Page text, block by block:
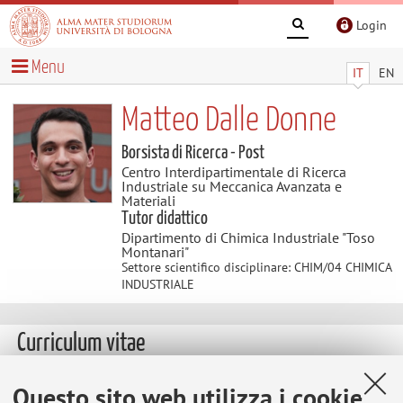
Login
IT EN
Menu
Matteo Dalle Donne
Borsista di Ricerca - Post
Centro Interdipartimentale di Ricerca
Industriale su Meccanica Avanzata e
Materiali
Tutor didattico
Dipartimento di Chimica Industriale "Toso
Montanari"
Settore scientifico disciplinare: CHIM/04 CHIMICA
INDUSTRIALE
Curriculum vitae